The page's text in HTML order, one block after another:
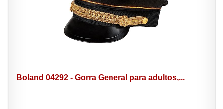
Boland 04292 - Gorra General para adultos,...